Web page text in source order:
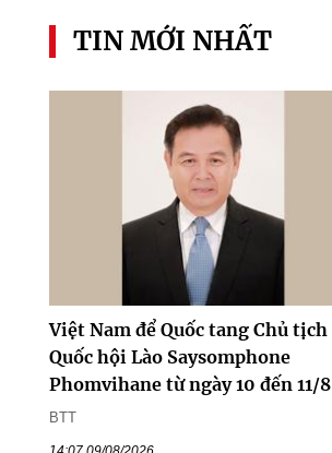
TIN MỚI NHẤT
Việt Nam để Quốc tang Chủ tịch
Quốc hội Lào Saysomphone
Phomvihane từ ngày 10 đến 11/8
BTT